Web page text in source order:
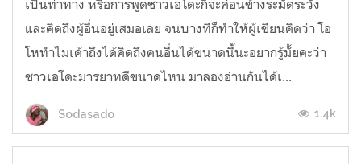
เป็นท่าทาง หรือการพูดชาวเอโดะก็จะค่อนข้างระมัดระวัง
และคิดถึงผู้อื่นอยู่เสมอเลย จนบางทีก็ทำให้ผู้เขียนคิดว่า โอ
โหทำไมเค้าถึงได้คิดถึงคนอื่นได้ขนาดนี้นะอยากรู้มั้ยคะว่า
ชาวเอโดะมารยาทดีขนาดไหน มาลองอ่านกันได้เ...
Sodasado 1.4k